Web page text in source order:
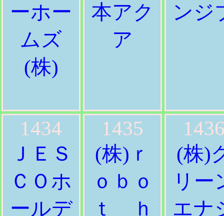
ーホー
ムズ
(株)
本アク
ア
ンジ
1434
ＪＥＳ
ＣＯホ
ールデ
1435
(株)ｒ
ｏｂｏ
ｔ ｈ
(株)
リー
エナ